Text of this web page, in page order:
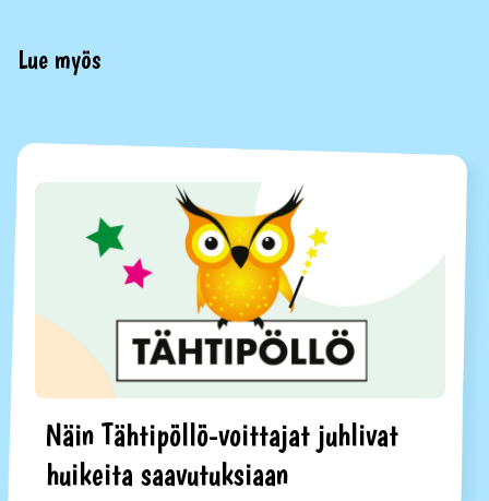
Lue myös
Näin Tähtipöllö-voittajat juhlivat
huikeita saavutuksiaan